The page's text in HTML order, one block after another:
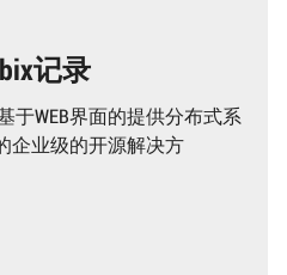
记录
于WEB界面的提供分布式系
企业级的开源解决方